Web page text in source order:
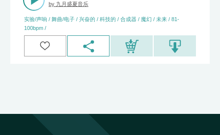
by 九月盛夏音乐
实验/声响 / 舞曲/电子 / 兴奋的 / 科技的 / 合成器 / 魔幻 / 未来 / 81-
100bpm /